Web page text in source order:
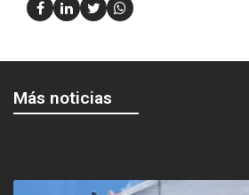
Más noticias